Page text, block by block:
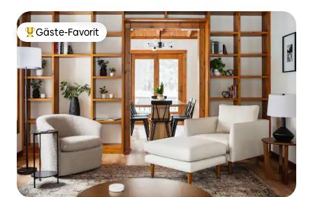
Beliebter Gäste-Favorit.
Gäste-Favorit